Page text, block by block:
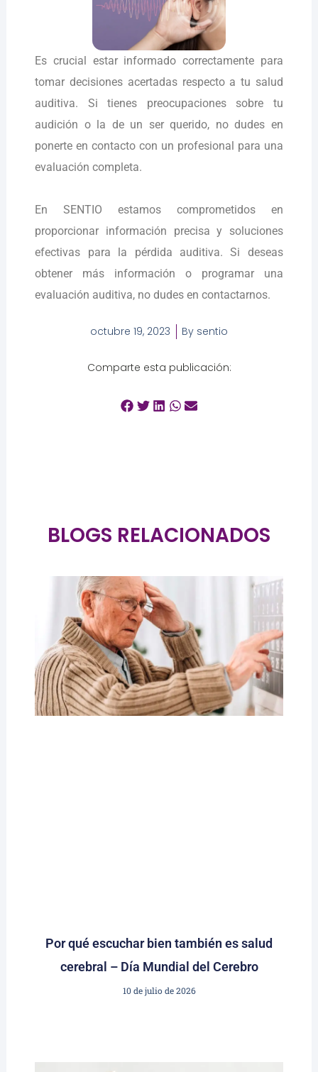
Es crucial estar informado correctamente para
tomar decisiones acertadas respecto a tu salud
auditiva. Si tienes preocupaciones sobre tu
audición o la de un ser querido, no dudes en
ponerte en contacto con un profesional para una
evaluación completa.
En SENTIO estamos comprometidos en
proporcionar información precisa y soluciones
efectivas para la pérdida auditiva. Si deseas
obtener más información o programar una
evaluación auditiva, no dudes en contactarnos.
octubre 19, 2023 By sentio
Comparte esta publicación:
BLOGS RELACIONADOS
Por qué escuchar bien también es salud
cerebral – Día Mundial del Cerebro
10 de julio de 2026